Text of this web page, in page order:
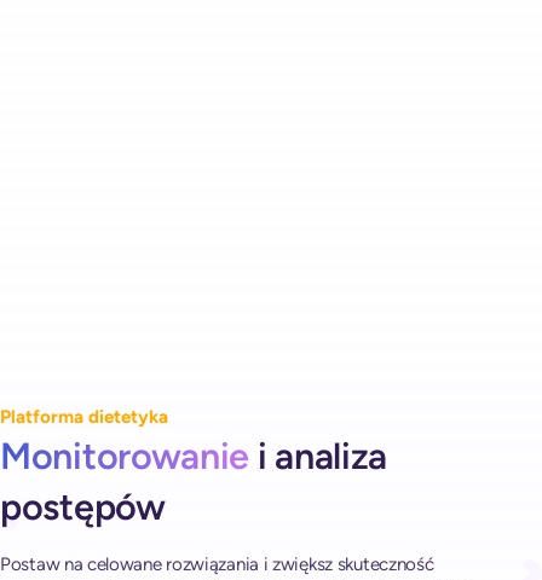
Platforma dietetyka
Monitorowanie i analiza
postępów
Postaw na celowane rozwiązania i zwiększ skuteczność